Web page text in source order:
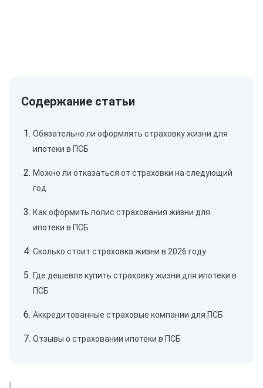
Обязательно ли оформлять страховку жизни для
ипотеки в ПСБ
Можно ли отказаться от страховки на следующий
год
Как оформить полис страхования жизни для
ипотеки в ПСБ
Сколько стоит страховка жизни в 2026 году
Где дешевле купить страховку жизни для ипотеки в
ПСБ
Аккредитованные страховые компании для ПСБ
Отзывы о страховании ипотеки в ПСБ